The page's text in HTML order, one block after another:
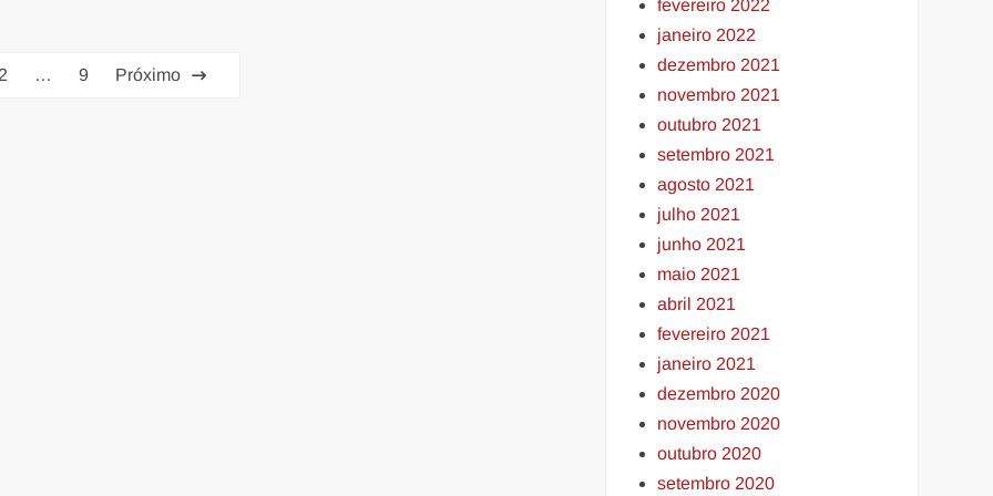
2 … 9 Próximo
fevereiro 2022
janeiro 2022
dezembro 2021
novembro 2021
outubro 2021
setembro 2021
agosto 2021
julho 2021
junho 2021
maio 2021
abril 2021
fevereiro 2021
janeiro 2021
dezembro 2020
novembro 2020
outubro 2020
setembro 2020